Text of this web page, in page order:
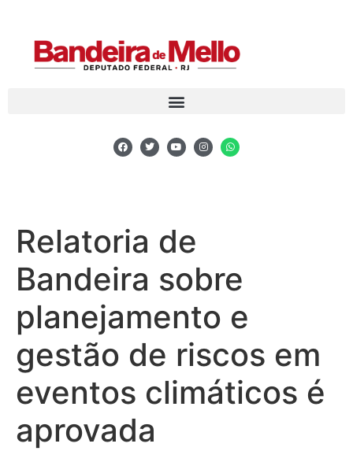
Relatoria de
Bandeira sobre
planejamento e
gestão de riscos em
eventos climáticos é
aprovada